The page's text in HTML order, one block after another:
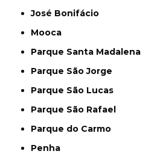
José Bonifácio
Mooca
Parque Santa Madalena
Parque São Jorge
Parque São Lucas
Parque São Rafael
Parque do Carmo
Penha